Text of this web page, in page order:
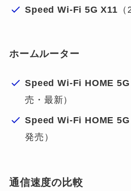
Speed Wi-Fi 5G X11
ホームルーター
Speed Wi-Fi HOME
売・最新）
Speed Wi-Fi HOME
発売）
通信速度の比較